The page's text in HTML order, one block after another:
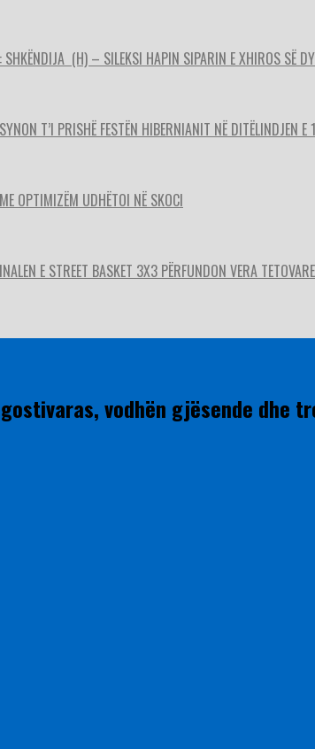
SHKËNDIJA (H) – SILEKSI HAPIN SIPARIN E XHIROS SË
T’I PRISHË FESTËN HIBERNIANIT NË DITËLINDJEN
OPTIMIZËM UDHËTOI NË SKOCI
E STREET BASKET 3X3 PËRFUNDON VERA TETOVARE
vodhën gjësende dhe